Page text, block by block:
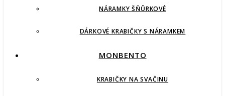
NÁRAMKY ŠŇŮRKOVÉ
DÁRKOVÉ KRABIČKY S NÁRAMKEM
MONBENTO
KRABIČKY NA SVAČINU